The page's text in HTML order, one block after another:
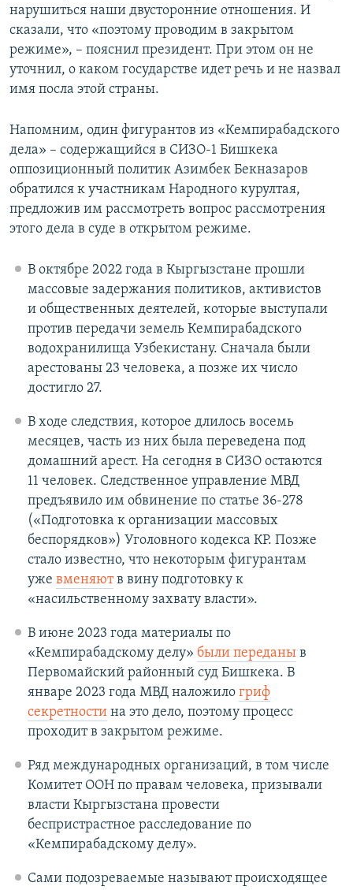
нарушиться наши двусторонние отношения. И
сказали, что «поэтому проводим в закрытом
режиме», – пояснил президент. При этом он не
уточнил, о каком государстве идет речь и не назвал
имя посла этой страны.
Напомним, один фигурантов из «Кемпирабадского
дела» – содержащийся в СИЗО-1 Бишкека
оппозиционный политик Азимбек Бекназаров
обратился к участникам Народного курултая,
предложив им рассмотреть вопрос рассмотрения
этого дела в суде в открытом режиме.
В октябре 2022 года в Кыргызстане прошли
массовые задержания политиков, активистов
и общественных деятелей, которые выступали
против передачи земель Кемпирабадского
водохранилища Узбекистану. Сначала были
арестованы 23 человека, а позже их число
достигло 27.
В ходе следствия, которое длилось восемь
месяцев, часть из них была переведена под
домашний арест. На сегодня в СИЗО остаются
11 человек. Следственное управление МВД
предъявило им обвинение по статье 36-278
(«Подготовка к организации массовых
беспорядков») Уголовного кодекса КР. Позже
стало известно, что некоторым фигурантам
уже вменяютв вину подготовку к
«насильственному захвату власти».
В июне 2023 года материалы по
«Кемпирабадскому делу» были переданыв
Первомайский районный суд Бишкека. В
январе 2023 года МВД наложило гриф
секретностина это дело, поэтому процесс
проходит в закрытом режиме.
Ряд международных организаций, в том числе
Комитет ООН по правам человека, призывали
власти Кыргызстана провести
беспристрастное расследование по
«Кемпирабадскому делу».
Сами подозреваемые называют происходящее